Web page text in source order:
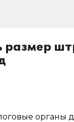
размер
органы